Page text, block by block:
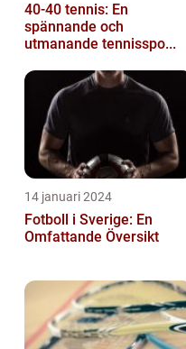
40-40 tennis: En
spännande och
utmanande tennisspo...
14 januari 2024
Fotboll i Sverige: En
Omfattande Översikt